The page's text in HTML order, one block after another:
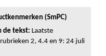
(SmPC)
de tekst: Laatste
2, 4.4 en 9: 24 juli